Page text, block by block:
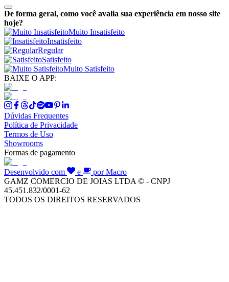
De forma geral, como você avalia sua experiência em nosso site
hoje?
Muito Insatisfeito
Insatisfeito
Regular
Satisfeito
Muito Satisfeito
BAIXE O APP:
Dúvidas Frequentes
Política de Privacidade
Termos de Uso
Showrooms
Formas de pagamento
Desenvolvido com e
por Macro
GAMZ COMERCIO DE JOIAS LTDA © - CNPJ
45.451.832/0001-62
TODOS OS DIREITOS RESERVADOS